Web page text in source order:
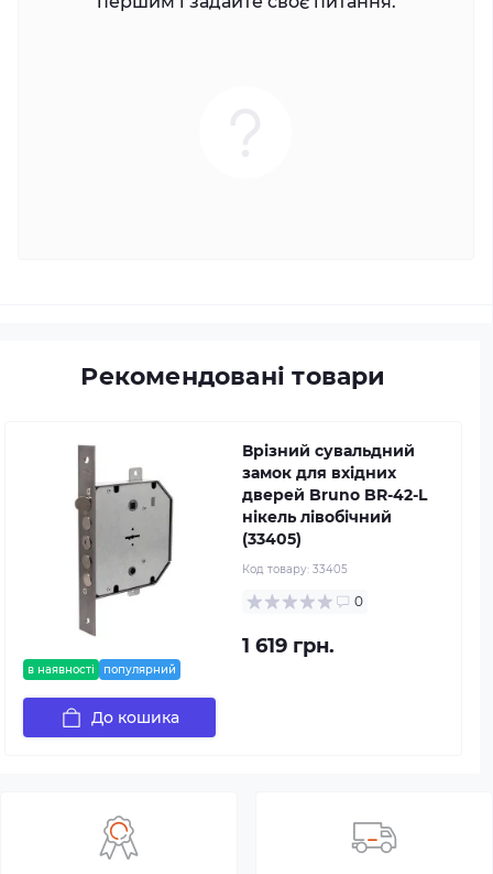
Рекомендовані товари
в наявності популярний
Врізний сувальдний
замок для вхідних
дверей Bruno BR-42-L
нікель лівобічний
(33405)
Код товару: 33405
0
1 619 грн.
До кошика